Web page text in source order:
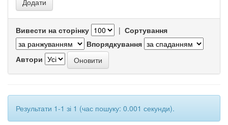
Вивести на сторінку | Сортування
Впорядкування
Автори
Результати 1-1 зі 1 (час пошуку: 0.001 секунди).